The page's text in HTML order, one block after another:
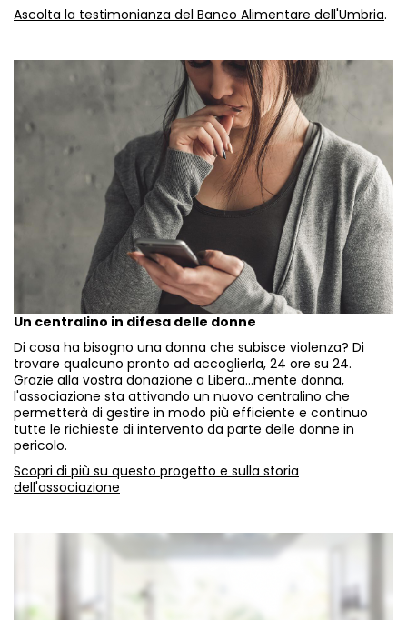
Ascolta la testimonianza del Banco Alimentare dell'Umbria.
Un centralino in difesa delle donne
Di cosa ha bisogno una donna che subisce violenza? Di
trovare qualcuno pronto ad accoglierla, 24 ore su 24.
Grazie alla vostra donazione a Libera...mente donna,
l'associazione sta attivando un nuovo centralino che
permetterà di gestire in modo più efficiente e continuo
tutte le richieste di intervento da parte delle donne in
pericolo.
Scopri di più su questo progetto e sulla storia
dell'associazione